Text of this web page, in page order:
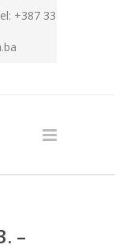
+387 33
–